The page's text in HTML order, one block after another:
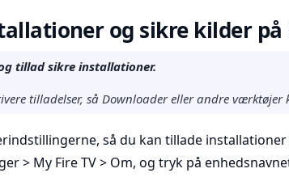
og sikre kilder på
tillad sikre installationer.
tilladelser, så Downloader eller andre værktøjer
så du kan tillade
> My Fire TV > Om, og tryk på